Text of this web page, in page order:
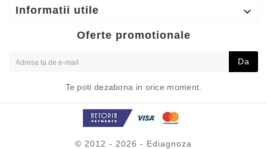
Informatii utile 
Oferte promotionale
Da
Te poti dezabona in orice moment.
© 2012 - 2026 - Ediagnoza